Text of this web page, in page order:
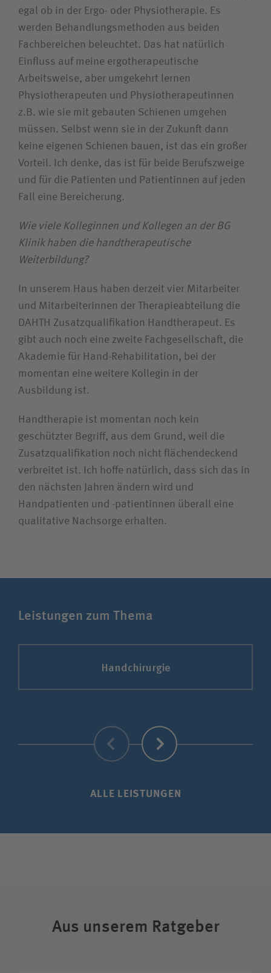
egal ob in der Ergo- oder Physiotherapie. Es
werden Behandlungsmethoden aus beiden
Fachbereichen beleuchtet. Das hat natürlich
Einfluss auf meine ergotherapeutische
Arbeitsweise, aber umgekehrt lernen
Physiotherapeuten und Physiotherapeutinnen
z.B. wie sie mit gebauten Schienen umgehen
müssen. Selbst wenn sie in der Zukunft dann
keine eigenen Schienen bauen, ist das ein großer
Vorteil. Ich denke, das ist für beide Berufszweige
und für die Patienten und Patientinnen auf jeden
Fall eine Bereicherung.
Wie viele Kolleginnen und Kollegen an der BG
Klinik haben die handtherapeutische
Weiterbildung?
In unserem Haus haben derzeit vier Mitarbeiter
und Mitarbeiterinnen der Therapieabteilung die
DAHTH Zusatzqualifikation Handtherapeut. Es
gibt auch noch eine zweite Fachgesellschaft, die
Akademie für Hand-Rehabilitation, bei der
momentan eine weitere Kollegin in der
Ausbildung ist.
Handtherapie ist momentan noch kein
geschützter Begriff, aus dem Grund, weil die
Zusatzqualifikation noch nicht flächendeckend
verbreitet ist. Ich hoffe natürlich, dass sich das in
den nächsten Jahren ändern wird und
Handpatienten und -patientinnen überall eine
qualitative Nachsorge erhalten.
Leistungen zum Thema
Handchirurgie
Zurück Weiter
ALLE LEISTUNGEN
Aus unserem Ratgeber